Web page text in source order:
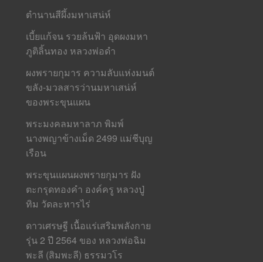
ตำนานสีผึ้งมหาเสน่ห์
เบี้ยแก้จน รวยล้นฟ้า อุดผงมหา
ภูติลิ้นทอง หลวงพ่อดำ
ผงพรายกุมาร ความลับแห่งมนต์
ขลัง-มวลสารว่านมหาเสน่ห์
ของพระขุนแผน
พระมงคลมหาลาภ พิมพ์
นางพญาข้างเม็ด 2499 แม่ชีบุญ
เรือน
พระขุนแผนผงพรายกุมาร ฝัง
ตะกรุดทองคำ องค์ครู หลวงปู่
ทิม วัดละหารไร่
ดาวเศรษฐี เนื้อแร่เสริมพลังกาย
รุ่น 2 ปี 2564 ของ หลวงพ่อฉิม
พะลี (สิมพะลี) ธรรมวโร